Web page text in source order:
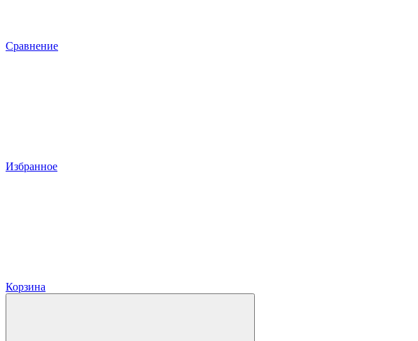
Сравнение
Избранное
Корзина